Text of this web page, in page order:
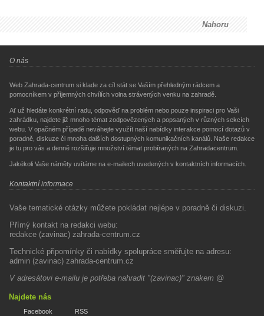
Nahoru
O nás
Web Zahrada-centrum si klade za cíl stát se Vaším přehledným rádcem a
pomocníkem v příjemných chvílích volna strávených venku na zahradě.
Ať už hledáte konkrétní radu, odpověď na problém nebo pouze inspiraci pro Vaši
zahrádku, najdete již mnoho témat zodpovězených a popsaných v různých sekcích
webu. V opačném případě neváhejte využít naší nabídky interakce pomocí dotazů v
poradně, diskuze či mnoha dalších dostupných komunikačních kanálů. Naše redakce
je tu pro vás a denně rozšiřuje množství témat probíraných na Zahradacentrum.
Jakékoli Vaše náměty uvítáme na e-mailech uvedených v kontaktních informacích.
Kontaktní informace
Vaše tematické otázky můžete pokládat nejlépe v poradně či diskuzi.
Přímý kontakt na redakci webu:
redakce (zavinac) zahrada-centrum.cz
Technické připomínky či nabídky spolupráce směřujte na adresu:
admin (zavinac) zahrada-centrum.cz
V adresátovi e-mailu je potřeba nahradit "(zavinac)" znakem @
Najdete nás
Facebook RSS